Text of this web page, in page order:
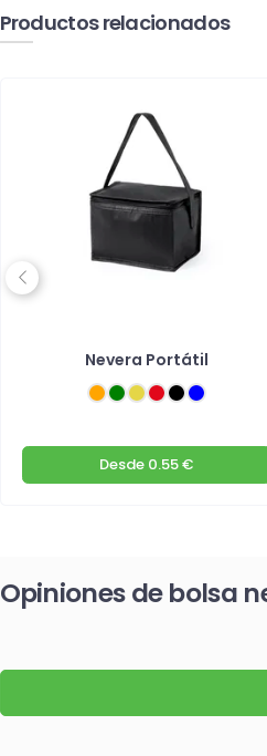
Productos relacionados
Nevera Portátil
Desde 0.55 €
Previous
Opiniones de bolsa